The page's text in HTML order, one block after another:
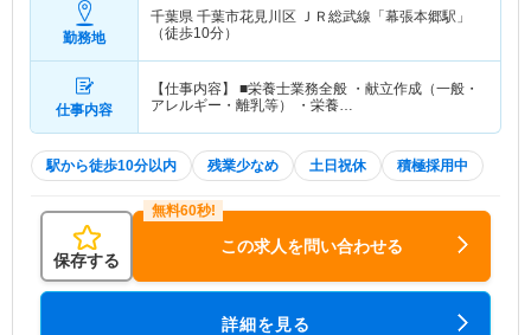
勤務地
千葉県 千葉市花見川区 ＪＲ総武線「幕張本郷駅」
（徒歩10分）
仕事内容
【仕事内容】 ■栄養士業務全般 ・献立作成（一般・
アレルギー・離乳等） ・栄養…
駅から徒歩10分以内 残業少なめ 土日祝休 積極採用中
保存する
この求人を問い合わせる
詳細を見る